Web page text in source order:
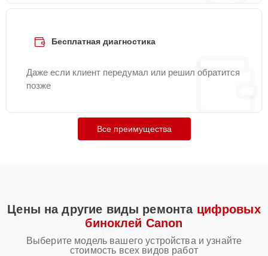
Бесплатная диагностика
Даже если клиент передумал или решил обратится
позже
Все преимущества
Цены на другие виды ремонта цифровых
биноклей Canon
Выберите модель вашего устройства и узнайте
стоимость всех видов работ